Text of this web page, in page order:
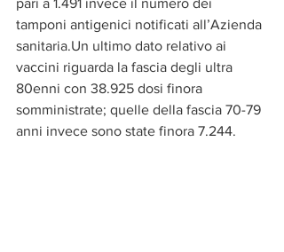
pari a 1.491 invece il numero dei
tamponi antigenici notificati all’Azienda
sanitaria.Un ultimo dato relativo ai
vaccini riguarda la fascia degli ultra
80enni con 38.925 dosi finora
somministrate; quelle della fascia 70-79
anni invece sono state finora 7.244.